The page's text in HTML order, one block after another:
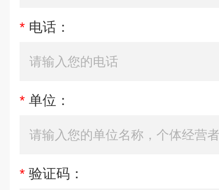
* 电话：
* 单位：
* 验证码：